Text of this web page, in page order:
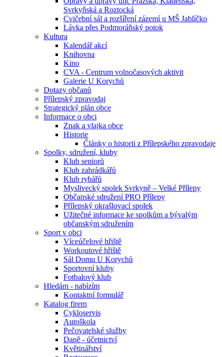
Svrkyňská a Roztocká
Cvičební sál a rozšíření zázemí u MŠ Jablíčko
Lávka přes Podmoráňský potok
Kultura
Kalendář akcí
Knihovna
Kino
CVA - Centrum volnočasových aktivit
Galerie U Korychů
Dotazy občanů
Přílepský zpravodaj
Strategický plán obce
Informace o obci
Znak a vlajka obce
Historie
Články o historii z Přílepského zpravodaje
Spolky, sdružení, kluby
Klub seniorů
Klub zahrádkářů
Klub rybářů
Myslivecký spolek Svrkyně – Velké Přílepy
Občanské sdružení PRO Přílepy
Přílepský okrašlovací spolek
Užitečné informace ke spolkům a bývalým
občanským sdružením
Sport v obci
Víceúčelové hřiště
Workoutové hřiště
Sál Domu U Korychů
Sportovní kluby
Fotbalový klub
Hledám - nabízím
Kontaktní formulář
Katalog firem
Cykloservis
Autoškola
Pečovatelské služby
Daně - účetnictví
Květinářství